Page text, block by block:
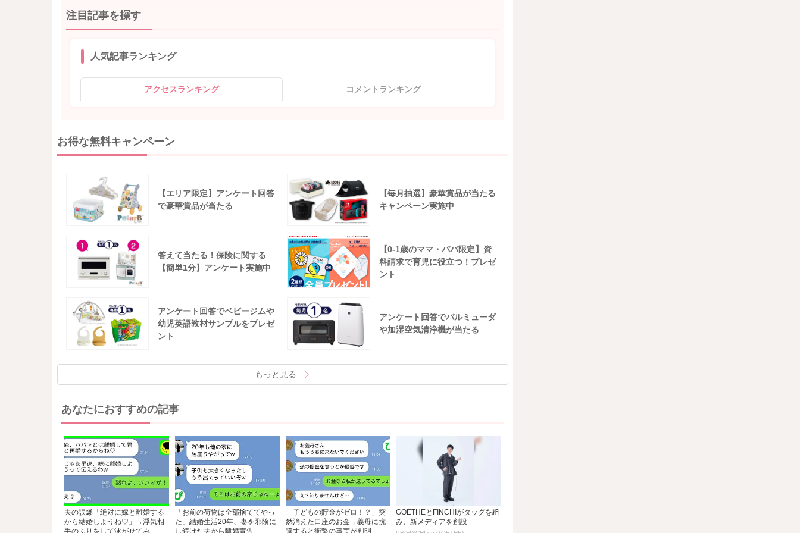
注目記事を探す
人気記事ランキング
アクセスランキング コメントランキング
お得な無料キャンペーン
【エリア限定】アンケート回答
で豪華賞品が当たる
【毎月抽選】豪華賞品が当たる
キャンペーン実施中
答えて当たる！保険に関する
【簡単1分】アンケート実施中
【0-1歳のママ・パパ限定】資
料請求で育児に役立つ！プレゼ
ント
アンケート回答でベビージムや
幼児英語教材サンプルをプレゼ
ント
アンケート回答でバルミューダ
や加湿空気清浄機が当たる
もっと見る
あなたにおすすめの記事
夫の誤爆「絶対に嫁と離婚する
から結婚しようね♡」→浮気相
手のふりをして泳がせてみ...
「お前の荷物は全部捨ててやっ
た」結婚生活20年、妻を邪険に
し続けた夫から離婚宣告...
「子どもの貯金がゼロ！？」突
然消えた口座のお金→義母に抗
議すると衝撃の事実が判明...
GOETHEとFINCHIがタッグを組
み、新メディアを創設